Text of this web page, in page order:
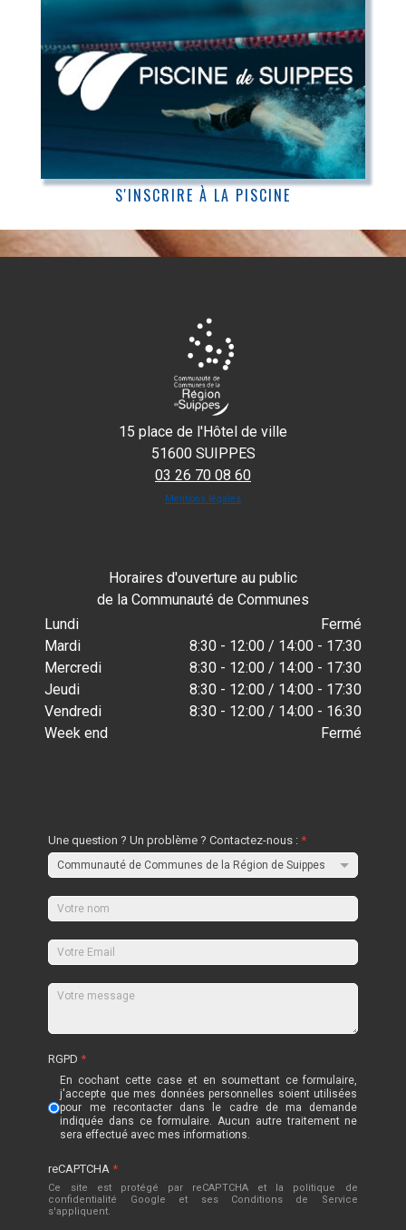
S'INSCRIRE À LA PISCINE
15 place de l'Hôtel de ville
51600 SUIPPES
03 26 70 08 60
Mentions légales
Horaires d'ouverture au public
de la Communauté de Communes
Lundi
Fermé
Mardi
8:30 - 12:00 / 14:00 - 17:30
Mercredi
8:30 - 12:00 / 14:00 - 17:30
Jeudi
8:30 - 12:00 / 14:00 - 17:30
Vendredi
8:30 - 12:00 / 14:00 - 16:30
Week end
Fermé
Une question ? Un problème ? Contactez-nous :*
RGPD*
En cochant cette case et en soumettant ce formulaire,
j'accepte que mes données personnelles soient utilisées
pour me recontacter dans le cadre de ma demande
indiquée dans ce formulaire. Aucun autre traitement ne
sera effectué avec mes informations.
reCAPTCHA*
Ce site est protégé par reCAPTCHA et la politique de
confidentialité Google et
ses Conditions de Service
s'appliquent.